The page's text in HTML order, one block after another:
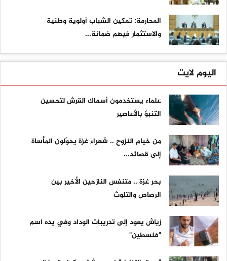
المحارمة: تمكين الشباب أولوية وطنية
والاستثمار فيهم ضمانة...
اليوم لايت
علماء يستخدمون أسماك القرش لتحسين
التنبؤ بالأعاصير
من خيام النزوح .. شعراء غزة يحوّلون المأساة
إلى قصائد...
بحر غزة .. متنفس النازحين الأخير بين
الرصاص والتلوث
زياش يعود إلى تدريبات الوداد وفي يده اسم
"فلسطين"